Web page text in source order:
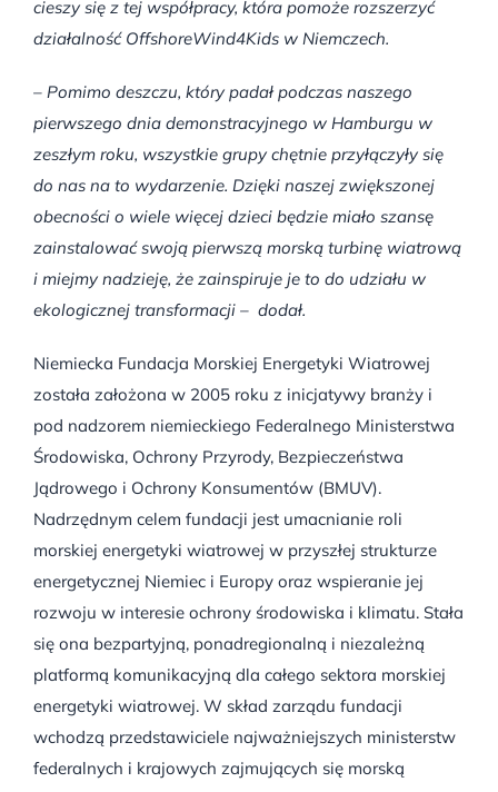
cieszy się z tej współpracy, która pomoże rozszerzyć
działalność OffshoreWind4Kids w Niemczech.
– Pomimo deszczu, który padał podczas naszego
pierwszego dnia demonstracyjnego w Hamburgu w
zeszłym roku, wszystkie grupy chętnie przyłączyły się
do nas na to wydarzenie. Dzięki naszej zwiększonej
obecności o wiele więcej dzieci będzie miało szansę
zainstalować swoją pierwszą morską turbinę wiatrową
i miejmy nadzieję, że zainspiruje je to do udziału w
ekologicznej transformacji – dodał.
Niemiecka Fundacja Morskiej Energetyki Wiatrowej
została założona w 2005 roku z inicjatywy branży i
pod nadzorem niemieckiego Federalnego Ministerstwa
Środowiska, Ochrony Przyrody, Bezpieczeństwa
Jądrowego i Ochrony Konsumentów (BMUV).
Nadrzędnym celem fundacji jest umacnianie roli
morskiej energetyki wiatrowej w przyszłej strukturze
energetycznej Niemiec i Europy oraz wspieranie jej
rozwoju w interesie ochrony środowiska i klimatu. Stała
się ona bezpartyjną, ponadregionalną i niezależną
platformą komunikacyjną dla całego sektora morskiej
energetyki wiatrowej. W skład zarządu fundacji
wchodzą przedstawiciele najważniejszych ministerstw
federalnych i krajowych zajmujących się morską